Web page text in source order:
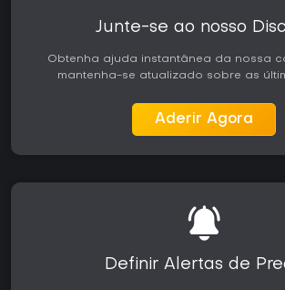
Junte-se ao nosso
Obtenha ajuda instantânea da nossa
mantenha-se atualizado sobre as
Aderir Agora
Definir Alertas de